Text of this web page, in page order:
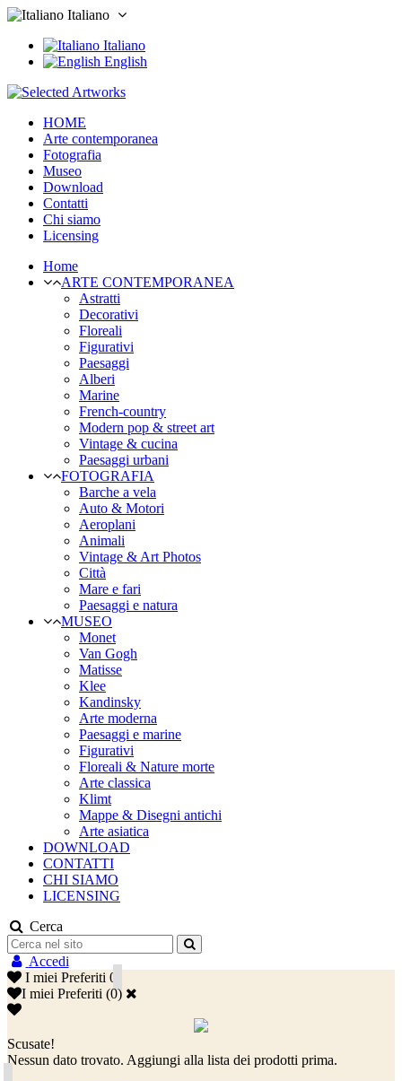
Italiano
Italiano
English
HOME
Arte contemporanea
Fotografia
Museo
Download
Contatti
Chi siamo
Licensing
Home
ARTE CONTEMPORANEA
Astratti
Decorativi
Floreali
Figurativi
Paesaggi
Alberi
Marine
French-country
Modern pop & street art
Vintage & cucina
Paesaggi urbani
FOTOGRAFIA
Barche a vela
Auto & Motori
Aeroplani
Animali
Vintage & Art Photos
Città
Mare e fari
Paesaggi e natura
MUSEO
Monet
Van Gogh
Matisse
Klee
Kandinsky
Arte moderna
Paesaggi e marine
Figurativi
Floreali & Nature morte
Arte classica
Klimt
Mappe & Disegni antichi
Arte asiatica
DOWNLOAD
CONTATTI
CHI SIAMO
LICENSING
Cerca
Accedi
I miei Preferiti 0
I miei Preferiti (0)
Scusate!
Nessun dato trovato. Aggiungi alla lista dei prodotti prima.